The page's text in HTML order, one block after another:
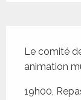
Le comité
animation
19h00,